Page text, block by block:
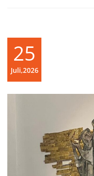
25
Juli,2026